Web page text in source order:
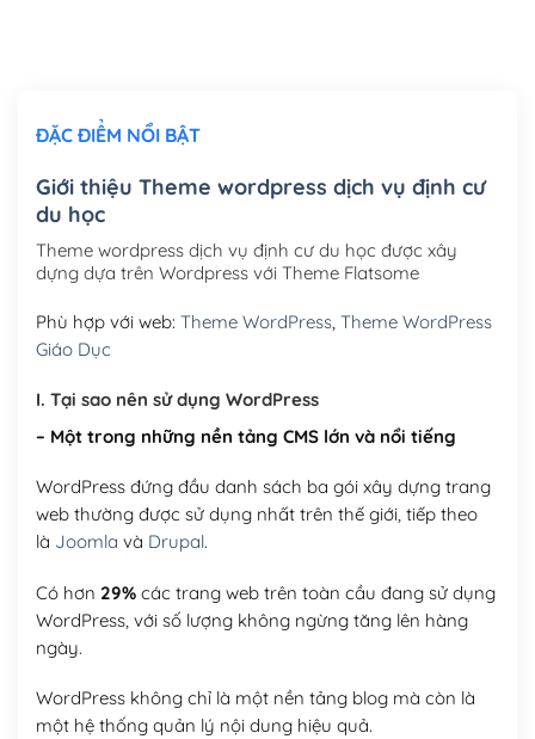
Mua thêm Host + Tên miền
Tên miền Việt Nam .vn (1 năm)
Hosting 2GB SSD (1 năm)(+450,000₫)
Hosting 3GB SSD (1 năm)(+550,000₫)
Hosting 5GB SSD (1 năm)
Hosting 8GB SSD (1 năm) (+950,000₫)
ĐẶC ĐIỂM NỔI BẬT
Giới thiệu Theme wordpress dịch vụ định cư
du học
Theme wordpress dịch vụ định cư du học được xây
dựng dựa trên Wordpress với Theme Flatsome
Phù hợp với web: Theme WordPress, Theme WordPress
Giáo Dục
I. Tại sao nên sử dụng WordPress
– Một trong những nền tảng CMS lớn và nổi tiếng
WordPress đứng đầu danh sách ba gói xây dựng trang
web thường được sử dụng nhất trên thế giới, tiếp theo
là Joomla và Drupal.
Có hơn 29%các trang web trên toàn cầu đang sử dụng
WordPress, với số lượng không ngừng tăng lên hàng
ngày.
WordPress không chỉ là một nền tảng blog mà còn là
một hệ thống quản lý nội dung hiệu quả.